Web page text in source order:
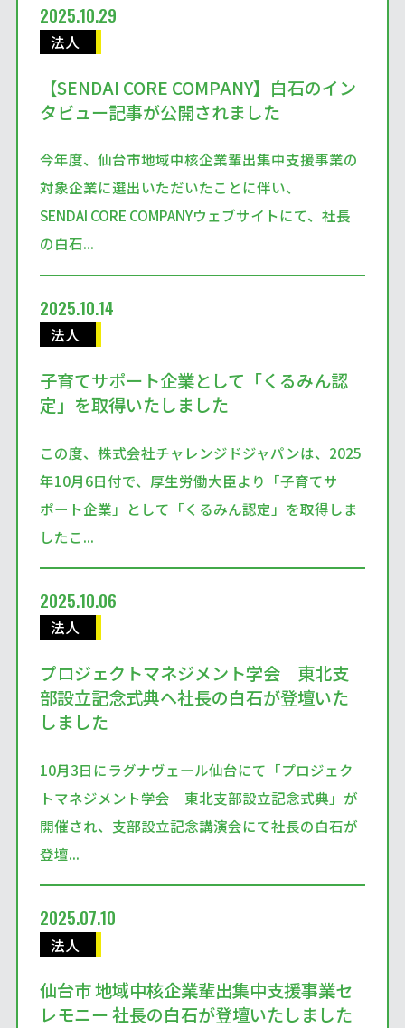
2025.10.29
法人
【SENDAI CORE COMPANY】白石のイン
タビュー記事が公開されました
今年度、仙台市地域中核企業輩出集中支援事業の
対象企業に選出いただいたことに伴い、
SENDAI CORE COMPANYウェブサイトにて、社長
の白石...
2025.10.14
法人
子育てサポート企業として「くるみん認
定」を取得いたしました
この度、株式会社チャレンジドジャパンは、2025
年10月6日付で、厚生労働大臣より「子育てサ
ポート企業」として「くるみん認定」を取得しま
したこ...
2025.10.06
法人
プロジェクトマネジメント学会 東北支
部設立記念式典へ社長の白石が登壇いた
しました
10月3日にラグナヴェール仙台にて「プロジェク
トマネジメント学会 東北支部設立記念式典」が
開催され、支部設立記念講演会にて社長の白石が
登壇...
2025.07.10
法人
仙台市 地域中核企業輩出集中支援事業セ
レモニー 社長の白石が登壇いたしました